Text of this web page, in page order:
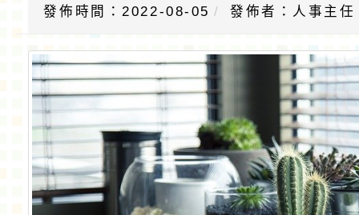
發佈時間：2022-08-05 發佈者：人事主任